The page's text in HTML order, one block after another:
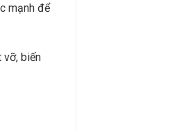
mạnh để
vỡ, biến